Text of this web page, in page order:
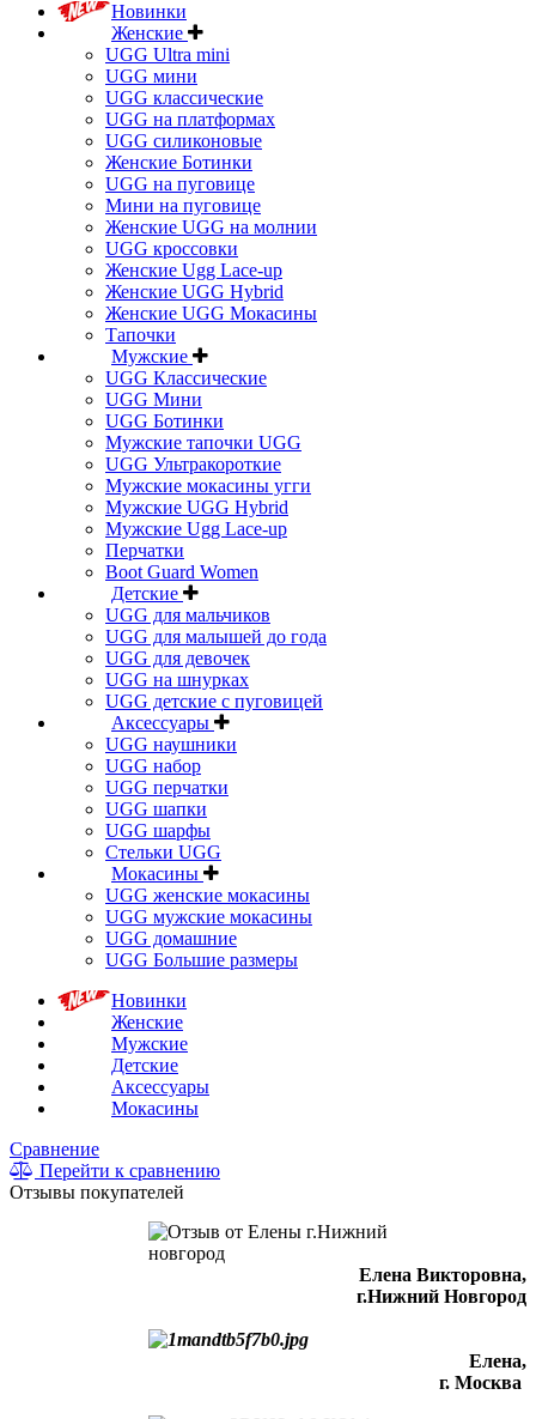
Новинки
Женские
UGG Ultra mini
UGG мини
UGG классические
UGG на платформах
UGG силиконовые
Женские Ботинки
UGG на пуговице
Мини на пуговице
Женские UGG на молнии
UGG кроссовки
Женские Ugg Lace-up
Женские UGG Hybrid
Женские UGG Мокасины
Тапочки
Мужские
UGG Классические
UGG Мини
UGG Ботинки
Мужские тапочки UGG
UGG Ультракороткие
Мужские мокасины угги
Мужские UGG Hybrid
Мужские Ugg Lace-up
Перчатки
Boot Guard Women
Детские
UGG для мальчиков
UGG для малышей до года
UGG для девочек
UGG на шнурках
UGG детские с пуговицей
Аксессуары
UGG наушники
UGG набор
UGG перчатки
UGG шапки
UGG шарфы
Стельки UGG
Мокасины
UGG женские мокасины
UGG мужские мокасины
UGG домашние
UGG Большие размеры
Новинки
Женские
Мужские
Детские
Аксессуары
Мокасины
Сравнение
Перейти к сравнению
Отзывы покупателей
Елена Викторовна,
г.Нижний Новгород
Елена,
г. Москва